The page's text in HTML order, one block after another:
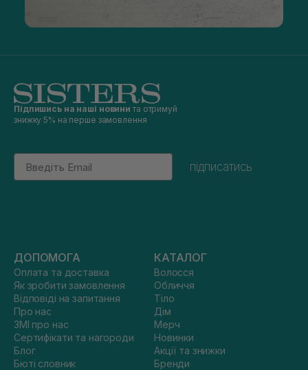
Підпишись на наші новини та отримуй
знижку 5% на перше замовлення
Email
підписатись
ДОПОМОГА
Оплата та доставка
Як зробити замовлення
Відповіді на запитання
Про нас
ЗМІ про нас
Сертифікати та нагороди
Блог
Бюті словник
КАТАЛОГ
Волосся
Обличчя
Тіло
Дім
Мерч
Новинки
Акції та знижки
Бренди